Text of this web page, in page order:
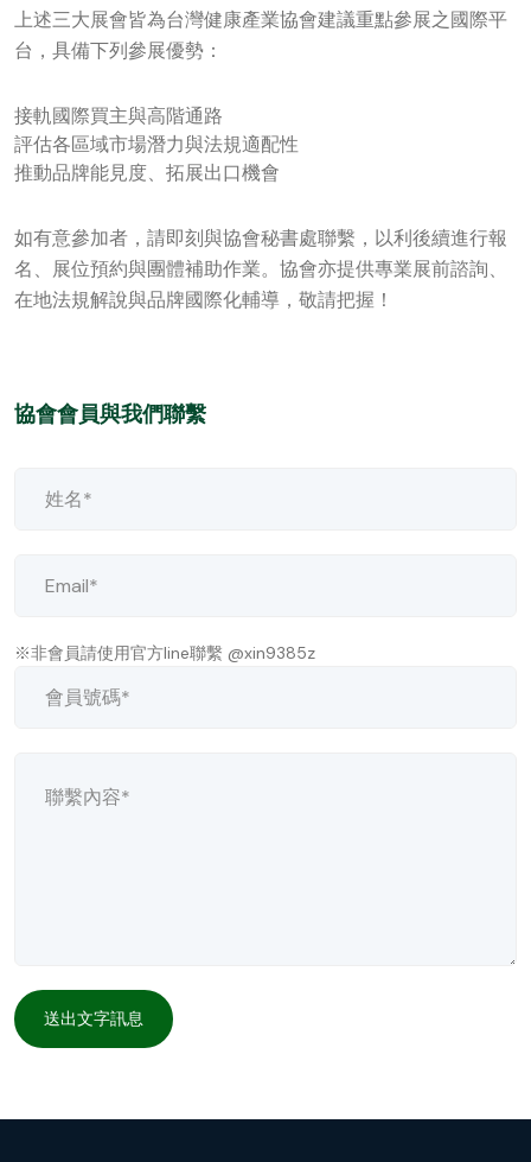
上述三大展會皆為台灣健康產業協會建議重點參展之國際平
台，具備下列參展優勢：
接軌國際買主與高階通路
評估各區域市場潛力與法規適配性
推動品牌能見度、拓展出口機會
如有意參加者，請即刻與協會秘書處聯繫，以利後續進行報
名、展位預約與團體補助作業。協會亦提供專業展前諮詢、
在地法規解說與品牌國際化輔導，敬請把握！
協會會員與我們聯繫
※非會員請使用官方line聯繫 @xin9385z
送出文字訊息